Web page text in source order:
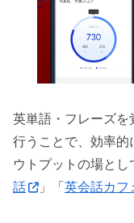
英単語・フレーズ
行うことで、効率
ウトプットの場と
話
」「英会話カフ